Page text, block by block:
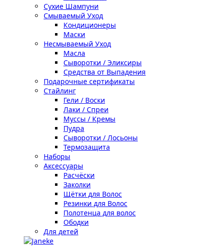
Сухие Шампуни
Смываемый Уход
Кондиционеры
Маски
Несмываемый Уход
Масла
Сыворотки / Эликсиры
Средства от Выпадения
Подарочные сертификаты
Стайлинг
Гели / Воски
Лаки / Спреи
Муссы / Кремы
Пудра
Сыворотки / Лосьоны
Термозащита
Наборы
Аксессуары
Расчёски
Заколки
Щётки для Волос
Резинки для Волос
Полотенца для волос
Ободки
Для детей